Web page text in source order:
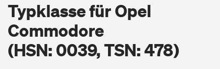
Berufsunfähigkeitsversicherung
Wohnen
Wohngebäudeversicherung
Typklasse für Opel
Commodore
(HSN: 0039, TSN: 478)